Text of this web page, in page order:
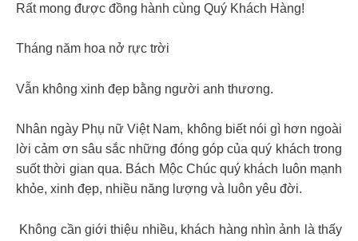
Rất mong được đồng hành cùng Quý Khách Hàng!
Tháng năm hoa nở rực trời
Vẫn không xinh đẹp bằng người anh thương.
Nhân ngày Phụ nữ Việt Nam, không biết nói gì hơn ngoài
lời cảm ơn sâu sắc những đóng góp của quý khách trong
suốt thời gian qua. Bách Mộc Chúc quý khách luôn mạnh
khỏe, xinh đẹp, nhiều năng lượng và luôn yêu đời.
⁣ Không cần giới thiệu nhiều, khách hàng nhìn ảnh là thấy